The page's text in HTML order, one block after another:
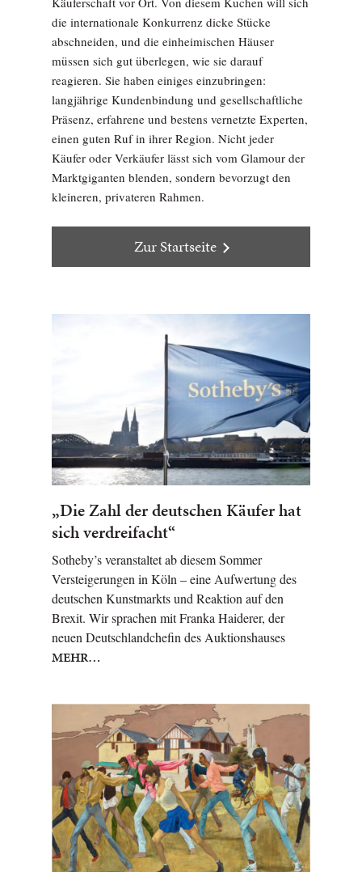
die internationale Konkurrenz dicke Stücke
abschneiden, und die einheimischen Häuser
müssen sich gut überlegen, wie sie darauf
reagieren. Sie haben einiges einzubringen:
langjährige Kundenbindung und gesellschaftliche
Präsenz, erfahrene und bestens vernetzte Experten,
einen guten Ruf in ihrer Region. Nicht jeder
Käufer oder Verkäufer lässt sich vom Glamour der
Marktgiganten blenden, sondern bevorzugt den
kleineren, privateren Rahmen.
Zur Startseite
„Die Zahl der deutschen Käufer hat
sich verdreifacht“
Sotheby’s veranstaltet ab diesem Sommer
Versteigerungen in Köln – eine Aufwertung des
deutschen Kunstmarkts und Reaktion auf den
Brexit. Wir sprachen mit Franka Haiderer, der
neuen Deutschlandchefin des Auktionshauses
MEHR…